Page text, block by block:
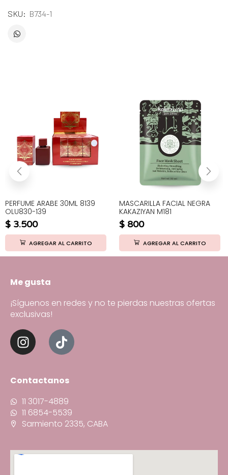
SKU: B734-1
PERFUME ARABE 30ML 8139
OLU830-139
$ 3.500
AGREGAR AL CARRITO
MASCARILLA FACIAL NEGRA
KAKAZIYAN M181
$ 800
AGREGAR AL CARRITO
Me gusta
¡Síguenos en redes y no te pierdas nuestras ofertas
exclusivas!
Contactanos
11 3017-4889
11 6854-5539
Sarmiento 2335, CABA